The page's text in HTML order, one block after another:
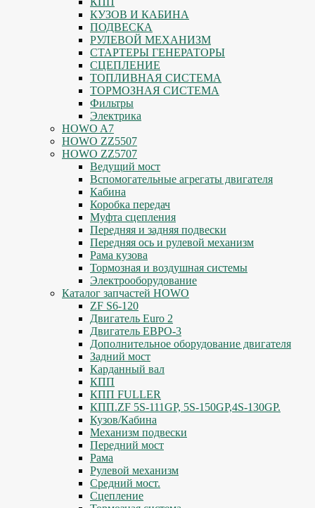
КУЗОВ И КАБИНА
ПОДВЕСКА
РУЛЕВОЙ МЕХАНИЗМ
СТАРТЕРЫ ГЕНЕРАТОРЫ
СЦЕПЛЕНИЕ
ТОПЛИВНАЯ СИСТЕМА
ТОРМОЗНАЯ СИСТЕМА
Фильтры
Электрика
HOWO A7
HOWO ZZ5507
HOWO ZZ5707
Ведущий мост
Вспомогательные агрегаты двигателя
Кабина
Коробка передач
Муфта сцепления
Передняя и задняя подвески
Передняя ось и рулевой механизм
Рама кузова
Тормозная и воздушная системы
Электрооборудование
Каталог запчастей HOWO
ZF S6-120
Двигатель Euro 2
Двигатель ЕВРО-3
Дополнительное оборудование двигателя
Задний мост
Карданный вал
КПП
КПП FULLER
КПП.ZF 5S-111GP, 5S-150GP,4S-130GP.
Кузов/Кабина
Механизм подвески
Передний мост
Рама
Рулевой механизм
Средний мост.
Сцепление